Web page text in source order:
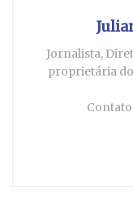
Jornalista,
proprietária